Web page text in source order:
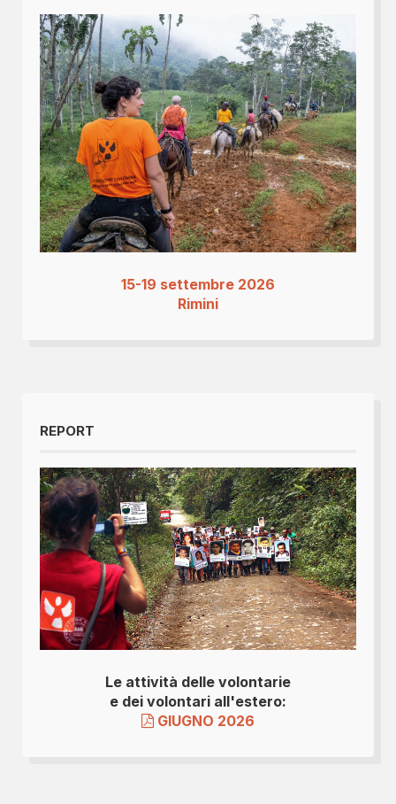
15-19 settembre 2026
Rimini
REPORT
Le attività delle volontarie
e dei volontari all'estero:
GIUGNO 2026